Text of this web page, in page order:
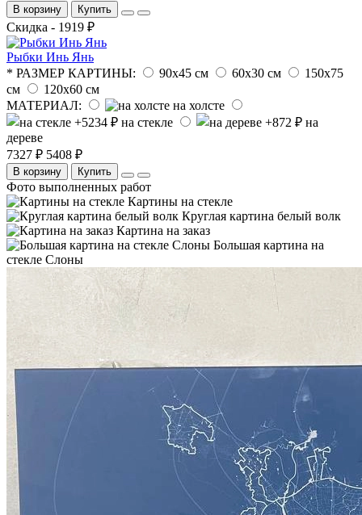
В корзину Купить
Скидка - 1919 ₽
Рыбки Инь Янь
* РАЗМЕР КАРТИНЫ:
90х45 см 60х30 см
150х75
см
120х60 см
МАТЕРИАЛ:
на холсте
на стекле
на
дереве
7327 ₽ 5408 ₽
В корзину Купить
Фото выполненных работ
Картины на стекле
Круглая картина белый волк
Картина на заказ
Большая картина на
стекле Слоны